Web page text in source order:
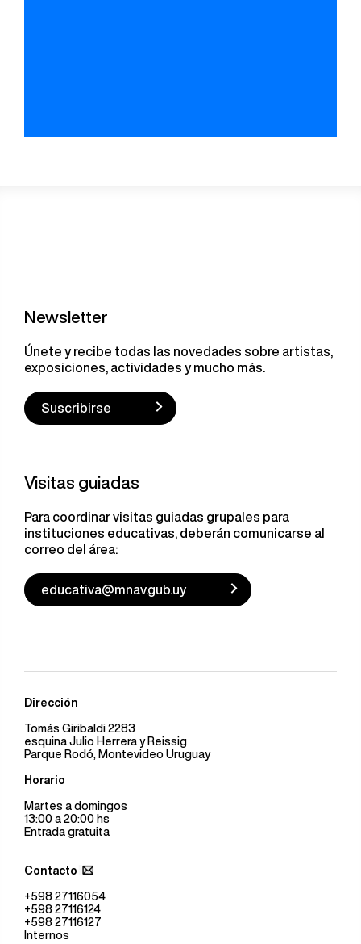
Newsletter
Únete y recibe todas las novedades sobre artistas,
exposiciones, actividades y mucho más.
Suscribirse
Visitas guiadas
Para coordinar visitas guiadas grupales para
instituciones educativas, deberán comunicarse al
correo del área:
educativa@mnav.gub.uy
Dirección
Tomás Giribaldi 2283
esquina Julio Herrera y Reissig
Parque Rodó, Montevideo Uruguay
Horario
Martes a domingos
13:00 a 20:00 hs
Entrada gratuita
Contacto
+598 27116054
+598 27116124
+598 27116127
Internos